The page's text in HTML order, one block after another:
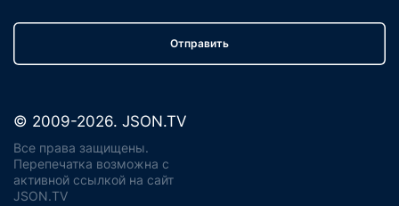
Отправить
© 2009-2026. JSON.TV
Все права защищены.
Перепечатка возможна с
активной ссылкой на сайт
JSON.TV